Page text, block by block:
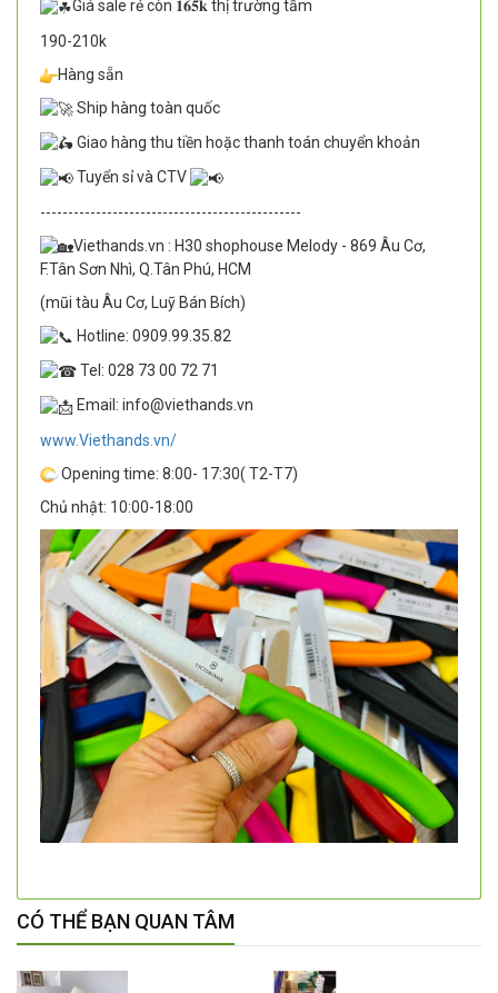
Giá sale rẻ còn 𝟏𝟔𝟓𝐤 thị trường tầm
190-210k
Hàng sẵn
Ship hàng toàn quốc
Giao hàng thu tiền hoặc thanh toán chuyển khoản
Tuyển sỉ và CTV
-----------------------------------------------
Viethands.vn : H30 shophouse Melody - 869 Âu Cơ,
F.Tân Sơn Nhì, Q.Tân Phú, HCM
(mũi tàu Âu Cơ, Luỹ Bán Bích)
Hotline: 0909.99.35.82
Tel: 028 73 00 72 71
Email: info@viethands.vn
www.Viethands.vn/
Opening time: 8:00- 17:30( T2-T7)
Chủ nhật: 10:00-18:00
CÓ THỂ BẠN QUAN TÂM